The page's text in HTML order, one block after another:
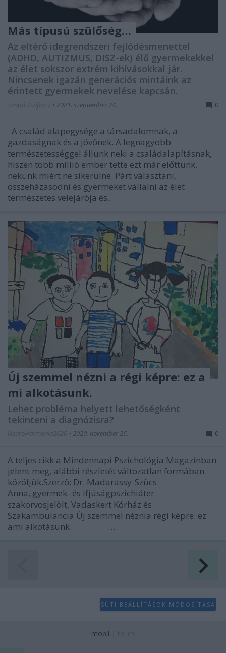
Más típusú szülőség…
Az eltérő idegrendszeri fejlődésmenettel
(ADHD, AUTIZMUS, DISZ-ek) élő gyermekekkel
az élet sokszor extrém kihívásokkal jár.
Nincsenek igazán generációs mintáink az
érintett gyermekek nevelése kapcsán.
Szabó Zsófia77 • 2021. szeptember 24. 0
A család alapegysége a társadalomnak, a
gazdaságnak és a jövőnek. A legnagyobb
természetességgel állunk neki a családalapításnak,
hiszen több millió ember tette ezt már előttünk,
nekünk miért ne sikerülne. Párt választani,
összeházasodni és gyermeket vállalni az élet
természetes velejárója és…
Új szemmel nézni a régi képre: ez a
mi alkotásunk.
Lehet probléma helyett lehetőségként
tekinteni a diagnózisra?
NeuroHarmonia2020 • 2020. november 26. 0
A teljes cikk a Mindennapi Pszichológia Magazinban
jelent meg, alábbi részletét változatlan formában
közöljük.Szerző: Dr. Madarassy-Szücs
Anna, gyermek- és ifjúságpszichiáter
szakorvosjelölt, Vadaskert Kórház és
Szakambulancia Új szemmel néznia régi képre: ez
ami alkotásunk. …
SÜTI BEÁLLÍTÁSOK MÓDOSÍTÁSA
mobil |